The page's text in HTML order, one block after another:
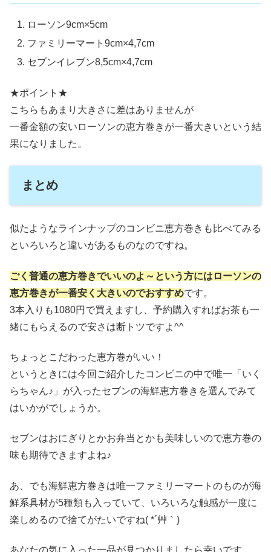
ローソン9cm×5cm
ファミリーマート9cm×4,7cm
セブンイレブン8,5cm×4,7cm
★ポイント★
こちらもあまり大きさに差はありませんが
一番金額の安いローソンの恵方巻きが一番大きいという結
果になりました。
まとめ
似たようなラインナップのコンビニ恵方巻きも比べてみる
といろいろと違いがあるものなのですね。
ごく普通の恵方巻きでいいのよ～という方にはローソンの
恵方巻きが一番安く大きいのでおすすめです。
3本入りも1080円で買えますし、予約購入すればお茶も一
緒にもらえるので安さは断トツですよ^^
ちょっとこだわった恵方巻がいい！
というときには今回ご紹介したコンビニの中で唯一「いく
らちゃん♪」が入ったセブンの海鮮恵方巻きを選んでみて
はいかがでしょうか。
セブンはおにぎりとかお弁当とかも美味しいので恵方巻の
味も期待できますよね♪
あ、でも海鮮恵方巻きは唯一ファミリーマートのものが海
鮮系具材が5種類も入っていて、いろいろな触感が一度に
楽しめるので捨てがたいですね( *´艸｀)